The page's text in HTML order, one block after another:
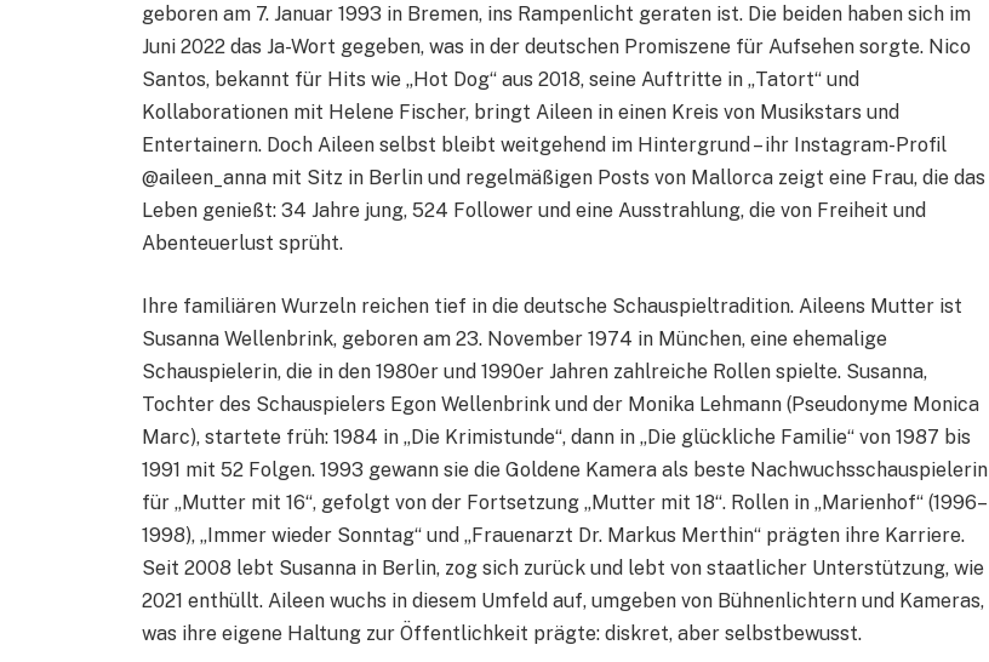
geboren am 7. Januar 1993 in Bremen, ins Rampenlicht geraten ist. Die beiden haben sich im
Juni 2022 das Ja-Wort gegeben, was in der deutschen Promiszene für Aufsehen sorgte. Nico
Santos, bekannt für Hits wie „Hot Dog“ aus 2018, seine Auftritte in „Tatort“ und
Kollaborationen mit Helene Fischer, bringt Aileen in einen Kreis von Musikstars und
Entertainern. Doch Aileen selbst bleibt weitgehend im Hintergrund – ihr Instagram-Profil
@aileen_anna mit Sitz in Berlin und regelmäßigen Posts von Mallorca zeigt eine Frau, die das
Leben genießt: 34 Jahre jung, 524 Follower und eine Ausstrahlung, die von Freiheit und
Abenteuerlust sprüht.
Ihre familiären Wurzeln reichen tief in die deutsche Schauspieltradition. Aileens Mutter ist
Susanna Wellenbrink, geboren am 23. November 1974 in München, eine ehemalige
Schauspielerin, die in den 1980er und 1990er Jahren zahlreiche Rollen spielte. Susanna,
Tochter des Schauspielers Egon Wellenbrink und der Monika Lehmann (Pseudonyme Monica
Marc), startete früh: 1984 in „Die Krimistunde“, dann in „Die glückliche Familie“ von 1987 bis
1991 mit 52 Folgen. 1993 gewann sie die Goldene Kamera als beste Nachwuchsschauspielerin
für „Mutter mit 16“, gefolgt von der Fortsetzung „Mutter mit 18“. Rollen in „Marienhof“ (1996–
1998), „Immer wieder Sonntag“ und „Frauenarzt Dr. Markus Merthin“ prägten ihre Karriere.
Seit 2008 lebt Susanna in Berlin, zog sich zurück und lebt von staatlicher Unterstützung, wie
2021 enthüllt. Aileen wuchs in diesem Umfeld auf, umgeben von Bühnenlichtern und Kameras,
was ihre eigene Haltung zur Öffentlichkeit prägte: diskret, aber selbstbewusst.